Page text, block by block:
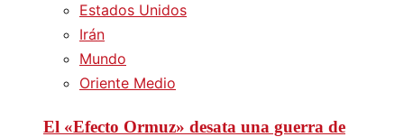
Estados Unidos
Irán
Mundo
Oriente Medio
El «Efecto Ormuz» desata una guerra de